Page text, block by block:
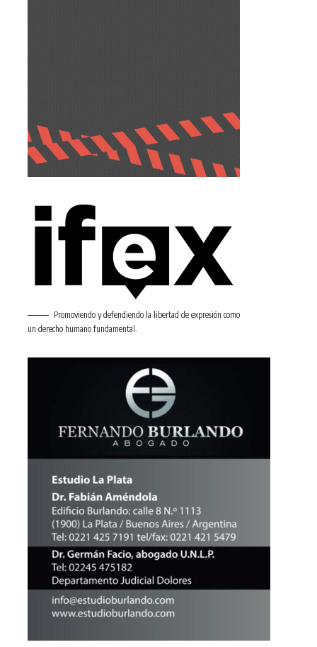
Promoviendo y defendiendo la libertad de expresión como
un derecho humano fundamental.